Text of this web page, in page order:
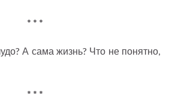
* * *
А сама жизнь? Что не понятно,
* * *